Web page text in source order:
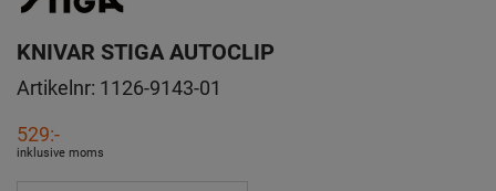
KNIVAR STIGA AUTOCLIP
Artikelnr: 1126-9143-01
529:-
inklusive moms